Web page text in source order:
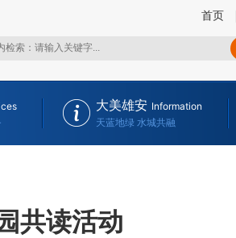
首页
大美雄安 Information
天蓝地绿 水城共融
共读活动